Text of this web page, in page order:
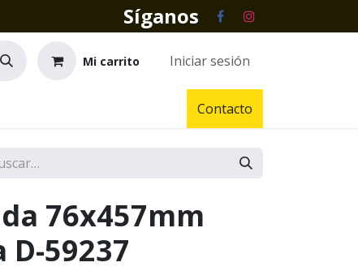
Síganos
Mi carrito Iniciar sesión
Contacto
76x457mm
59237